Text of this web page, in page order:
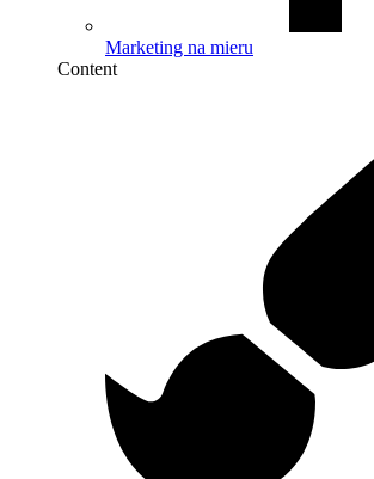
Marketing na mieru
Content